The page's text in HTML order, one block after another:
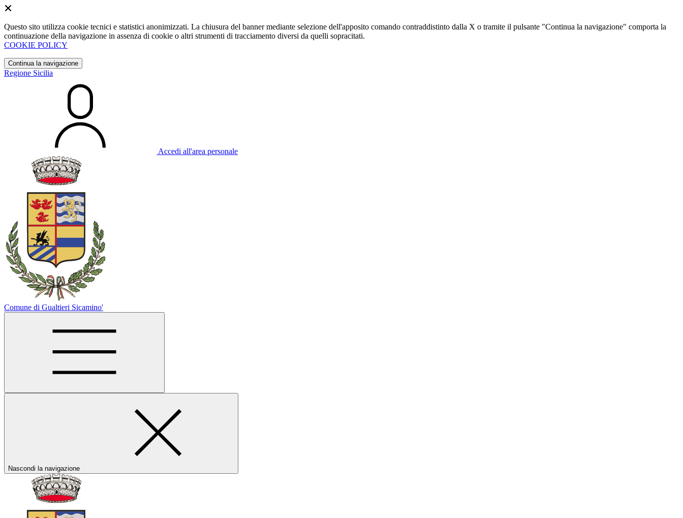
Questo sito utilizza cookie tecnici e statistici anonimizzati. La chiusura del banner mediante selezione dell'apposito comando contraddistinto dalla X o tramite il pulsante "Continua la navigazione" comporta la
continuazione della navigazione in assenza di cookie o altri strumenti di tracciamento diversi da quelli sopracitati.
COOKIE POLICY
Continua la navigazione
Regione Sicilia
Accedi all'area personale
Comune di Gualtieri Sicamino'
Nascondi la navigazione